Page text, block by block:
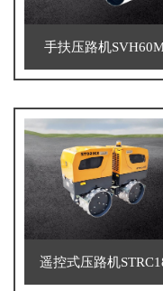
手扶压路机
遥控式压路机